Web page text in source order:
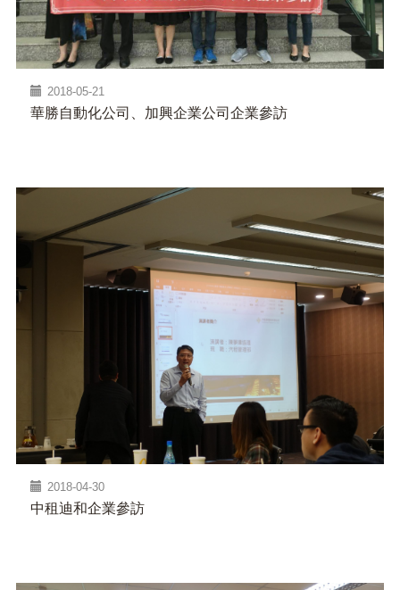
2018-05-21
華勝自動化公司、加興企業公司企業參訪
2018-04-30
中租迪和企業參訪